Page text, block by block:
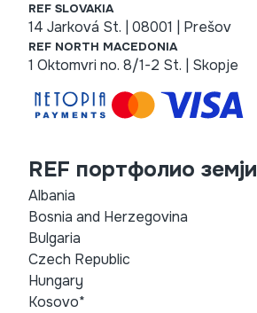
REF SLOVAKIA
14 Jarková St. | 08001 | Prešov
REF NORTH MACEDONIA
1 Oktomvri no. 8/1-2 St. | Skopje
REF портфолио земји
Albania
Bosnia and Herzegovina
Bulgaria
Czech Republic
Hungary
Kosovo*